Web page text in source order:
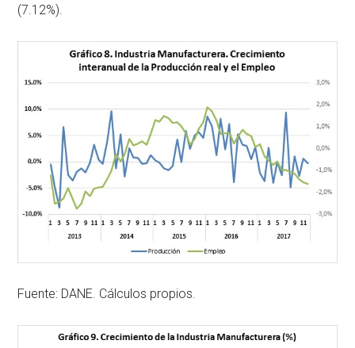
(7.12%).
Fuente: DANE. Cálculos propios.